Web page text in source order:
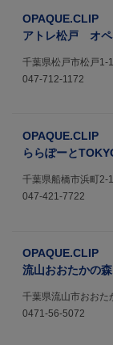
OPAQUE.CLIP
アトレ松戸 オペ
千葉県松戸市松戸
047-712-1172
OPAQUE.CLIP
ららぽーと
千葉県船橋市浜町
047-421-7722
OPAQUE.CLIP
流山おおたかの
千葉県流山市おお
0471-56-5072